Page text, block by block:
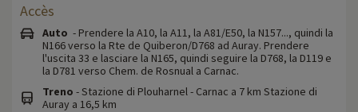
Accès
Auto - Prendere la A10, la A11, la A81/E50, la N157..., quindi la
N166 verso la Rte de Quiberon/D768 ad Auray. Prendere
l'uscita 33 e lasciare la N165, quindi seguire la D768, la D119 e
la D781 verso Chem. de Rosnual a Carnac.
Treno - Stazione di Plouharnel - Carnac a 7 km Stazione di
Auray a 16,5 km